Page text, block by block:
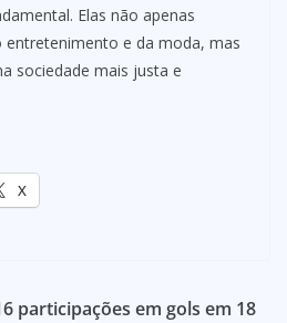
Elas não apenas
e da moda, mas
sociedade mais justa e
X
participações em gols em 18